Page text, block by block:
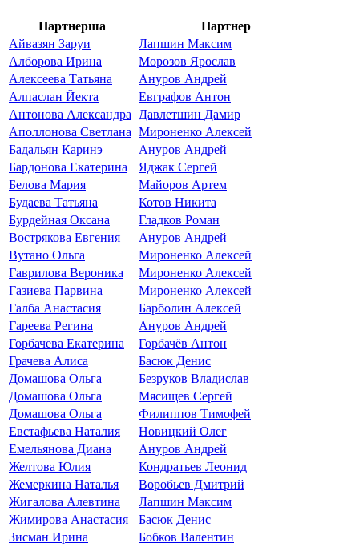
Партнерша
Партнер
Айвазян Заруи
Лапшин Максим
Алборова Ирина
Морозов Ярослав
Алексеева Татьяна
Ануров Андрей
Алпаслан Йекта
Евграфов Антон
Антонова Александра
Давлетшин Дамир
Аполлонова Светлана Мироненко Алексей
Бадальян Каринэ
Ануров Андрей
Бардонова Екатерина
Яджак Сергей
Белова Мария
Майоров Артем
Будаева Татьяна
Котов Никита
Бурдейная Оксана
Гладков Роман
Вострякова Евгения
Ануров Андрей
Вутано Ольга
Мироненко Алексей
Гаврилова Вероника
Мироненко Алексей
Газиева Парвина
Мироненко Алексей
Галба Анастасия
Барболин Алексей
Гареева Регина
Ануров Андрей
Горбачева Екатерина
Горбачёв Антон
Грачева Алиса
Басюк Денис
Домашова Ольга
Безруков Владислав
Домашова Ольга
Мясищев Сергей
Домашова Ольга
Филиппов Тимофей
Евстафьева Наталия
Новицкий Олег
Емельянова Диана
Ануров Андрей
Желтова Юлия
Кондратьев Леонид
Жемеркина Наталья
Воробьев Дмитрий
Жигалова Алевтина
Лапшин Максим
Жимирова Анастасия
Басюк Денис
Зисман Ирина
Бобков Валентин